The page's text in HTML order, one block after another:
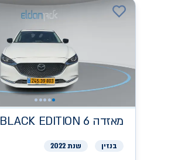
מאזדה BLACK EDITION 6
בנזין שנת 2022